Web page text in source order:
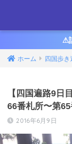
⚠︎
ホーム 四国歩
【四国遍路9日
66番札所〜第65
2016年6月9日